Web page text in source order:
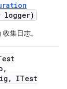
logger)
集日志。
,
,
ITest